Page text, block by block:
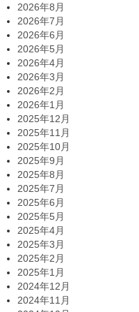
2026年8月
2026年7月
2026年6月
2026年5月
2026年4月
2026年3月
2026年2月
2026年1月
2025年12月
2025年11月
2025年10月
2025年9月
2025年8月
2025年7月
2025年6月
2025年5月
2025年4月
2025年3月
2025年2月
2025年1月
2024年12月
2024年11月